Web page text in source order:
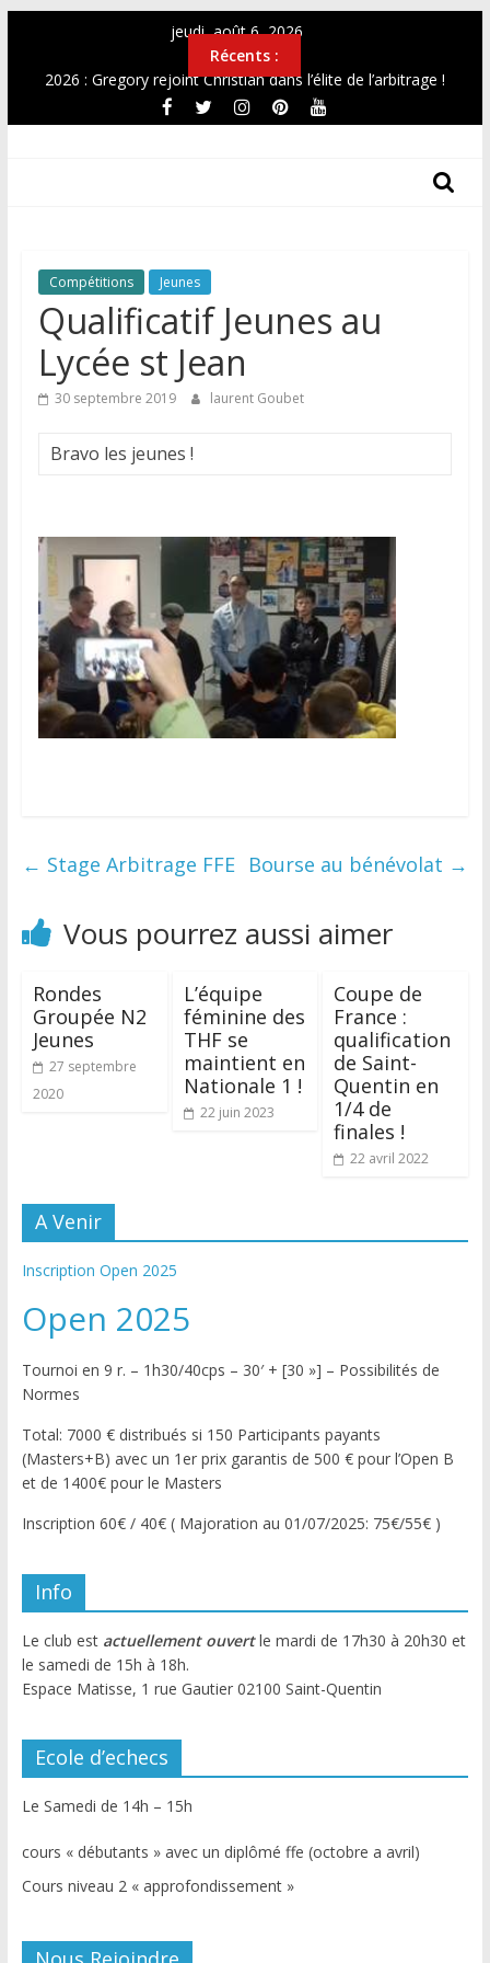
contenu
jeudi, août 6, 2026
Récents :
2026 : Gregory rejoint Christian dans l’élite de l’arbitrage !
Top12 féminin Mai 2026
Hauts-
De-
France
Compétitions Jeunes
Qualificatif Jeunes au
Lycée st Jean
30 septembre 2019 laurent Goubet
Bravo les jeunes !
← Stage Arbitrage FFE Bourse au bénévolat →
Vous pourrez aussi aimer
Rondes
Groupée N2
Jeunes
27 septembre
2020
L’équipe
féminine des
THF se
maintient en
Nationale 1 !
22 juin 2023
Coupe de
France :
qualification
de Saint-
Quentin en
1/4 de
finales !
22 avril 2022
A Venir
Inscription Open 2025
Open 2025
Tournoi en 9 r. – 1h30/40cps – 30′ + [30 »] – Possibilités de
Normes
Total: 7000 € distribués si 150 Participants payants
(Masters+B) avec un 1er prix garantis de 500 € pour l’Open B
et de 1400€ pour le Masters
Inscription 60€ / 40€ ( Majoration au 01/07/2025: 75€/55€ )
Info
Le club estactuellement ouvertle mardi de 17h30 à 20h30 et
le samedi de 15h à 18h.
Espace Matisse, 1 rue Gautier 02100 Saint-Quentin
Ecole d’echecs
Le Samedi de 14h – 15h
cours « débutants » avec un diplômé ffe (octobre a avril)
Cours niveau 2 « approfondissement »